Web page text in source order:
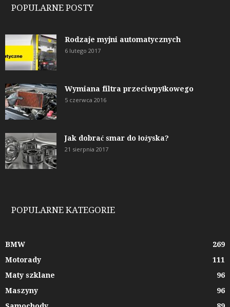
POPULARNE POSTY
Rodzaje myjni automatycznych
6 lutego 2017
Wymiana filtra przeciwpyłkowego
5 czerwca 2016
Jak dobrać smar do łożyska?
21 sierpnia 2017
POPULARNE KATEGORIE
BMW
269
Motorady
111
Maty szklane
96
Maszyny
96